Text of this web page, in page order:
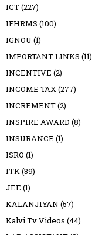
ICT(227)
IFHRMS (100)
IGNOU (1)
IMPORTANT LINKS (11)
INCENTIVE (2)
INCOME TAX(277)
INCREMENT(2)
INSPIRE AWARD (8)
INSURANCE (1)
ISRO (1)
ITK(39)
JEE (1)
KALANJIYAN (57)
Kalvi Tv Videos (44)